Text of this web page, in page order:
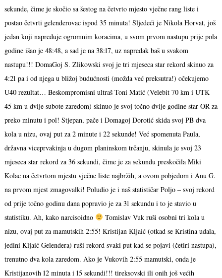
sekunde, čime je skočio sa šestog na četvrto mjesto vječne rang liste i
postao četvrti gelenderovac ispod 35 minuta! Sljedeći je Nikola Horvat, još
jedan koji napreduje ogromnim koracima, u svom prvom nastupu prije pola
godine išao je 48:48, a sad je na 38:17, uz napredak baš u svakom
nastupu!!! DomaGoj S. Zlikowski svoj je tri mjeseca star rekord skinuo za
4:21 pa i od njega u bližoj budućnosti (možda već preksutra!) očekujemo
U40 rezultat… Beskompromisni ultraš Toni Matić (Velebit 70 km i UTK
45 km u dvije subote zaredom) skinuo je svoj točno dvije godine star OR za
preko minutu i pol! Stjepan, pače i Domagoj Dorotić skida svoj PB dva
kola u nizu, ovaj put za 2 minute i 22 sekunde! Već spomenuta Paula,
državna viceprvakinja u dugom planinskom trčanju, skinula je svoj 23
mjeseca star rekord za 36 sekundi, čime je za sekundu preskočila Miki
Kolac na četvrtom mjestu vječne liste najbržih, a ovom pobjedom i Anu G.
na prvom mjest zmagovalki! Poludio je i naš statističar Poljo – svoj rekord
od prije točno godinu dana popravio je za 31 sekundu i to je stavio u
statistiku. Ah, kako narcisoidno
Tomislav Vuk ruši osobni tri kola u
nizu, ovaj put za mamutskih 2:55! Kristijan Kljaić (otkad se Kristina udala,
jedini Kljaić Gelendera) ruši rekord svaki put kad se pojavi (četiri nastupa),
trenutno dva kola zaredom. Ako je Vukovih 2:55 mamutski, onda je
Kristijanovih 12 minuta i 15 sekundi!!! tireksovski ili onih još većih